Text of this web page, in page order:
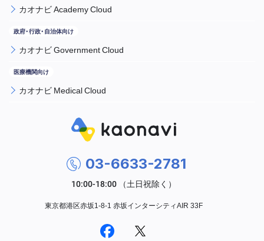
カオナビ Academy Cloud
カオナビ Government Cloud
カオナビ Medical Cloud
03-6633-2781
東京都港区赤坂1-8-1 赤坂インターシティAIR 33F